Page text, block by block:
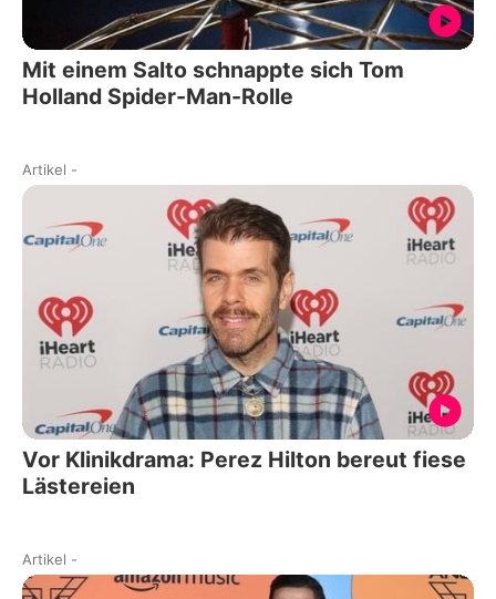
Mit einem Salto schnappte sich Tom
Holland Spider-Man-Rolle
Artikel -
Vor Klinikdrama: Perez Hilton bereut fiese
Lästereien
Artikel -